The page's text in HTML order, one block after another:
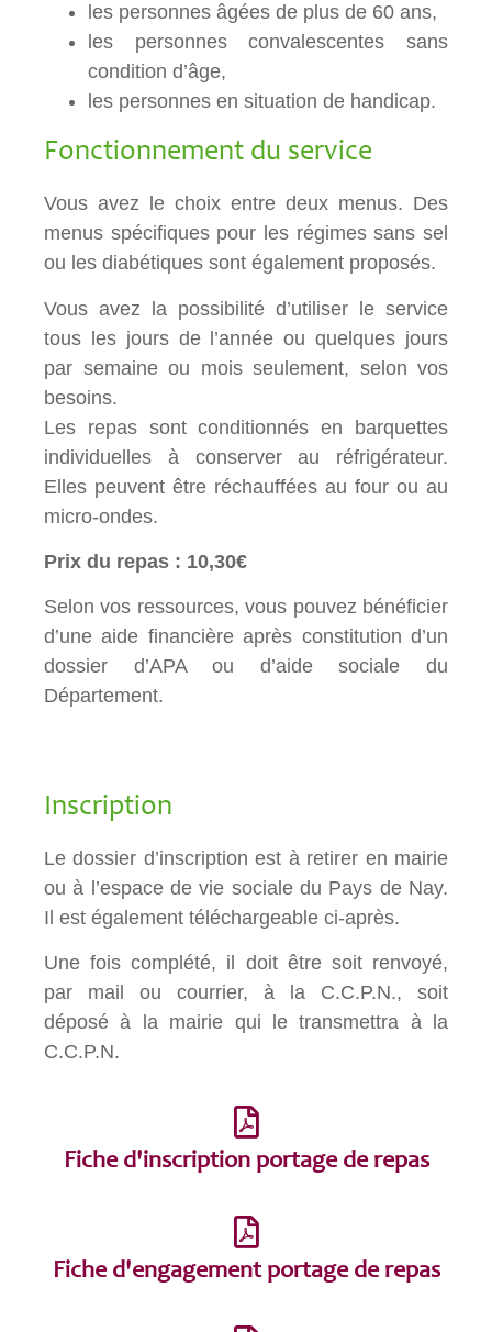
les personnes âgées de plus de 60 ans,
les personnes convalescentes sans
condition d’âge,
les personnes en situation de handicap.
Fonctionnement du service
Vous avez le choix entre deux menus. Des
menus spécifiques pour les régimes sans sel
ou les diabétiques sont également proposés.
Vous avez la possibilité d’utiliser le service
tous les jours de l’année ou quelques jours
par semaine ou mois seulement, selon vos
besoins.
Les repas sont conditionnés en barquettes
individuelles à conserver au réfrigérateur.
Elles peuvent être réchauffées au four ou au
micro-ondes.
Prix du repas : 10,30€
Selon vos ressources, vous pouvez bénéficier
d’une aide financière après constitution d’un
dossier d’APA ou d’aide sociale du
Département.
Inscription
Le dossier d’inscription est à retirer en mairie
ou à l’espace de vie sociale du Pays de Nay.
Il est également téléchargeable ci-après.
Une fois complété, il doit être soit renvoyé,
par mail ou courrier, à la C.C.P.N., soit
déposé à la mairie qui le transmettra à la
C.C.P.N.
Fiche d'inscription portage de repas
Fiche d'engagement portage de repas